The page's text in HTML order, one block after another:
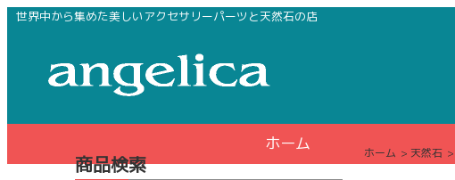
世界中から集めた美しいアクセサリーパーツと天然石の店
ホーム ホーム 天然石
商品検索